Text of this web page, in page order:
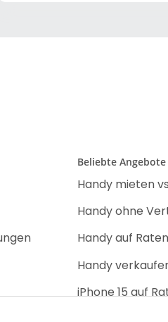
Beliebte Angebote
Handy mieten
Handy ohne
Handy auf
Handy
iPhone 15 auf